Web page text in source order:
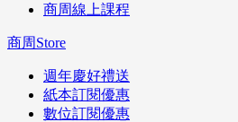
商周線上課程
商周Store
週年慶好禮送
紙本訂閱優惠
數位訂閱優惠